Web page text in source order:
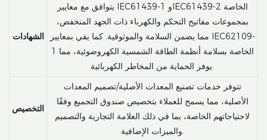
الشهادات
يتوافق مع معايير IEC61439-1 وIEC61439-2 الخاصة
بمجموعات مفاتيح التحكم والكهرباء ذات الجهد المنخفض،
مما يضمن السلامة والموثوقية. كما يفي بمعايير IEC62109-
1 الخاصة بسلامة أنظمة الطاقة الشمسية الكهروضوئية، مما
يوفر الحماية من المخاطر الكهربائية.
التخصيص
تتوفر خدمات تصنيع المعدات الأصلية/تصميم المعدات
الأصلية، مما يسمح للعملاء بتخصيص صندوق التجميع وفقًا
لاحتياجاتهم الخاصة، بما في ذلك العلامة التجارية والتصميم
والميزات الإضافية.